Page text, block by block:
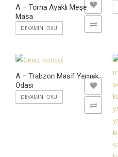
A – Torna Ayaklı Meşe
Masa
DEVAMINI OKU
ADD TO COMPARE
ADD TO WISHLIST
A – Trabzon Masif Yemek
Odası
DEVAMINI OKU
ADD TO COMPARE
ADD TO WISHLIST